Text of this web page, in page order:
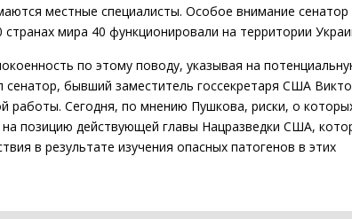
местные специалисты. Особое внимание сенатор
мира 40 функционировали на территории
по этому поводу, указывая на
бывший заместитель госсекретаря США
работы. Сегодня, по мнению Пушкова, риски, о
позицию действующей главы Нацразведки США,
в результате изучения опасных патогенов в этих